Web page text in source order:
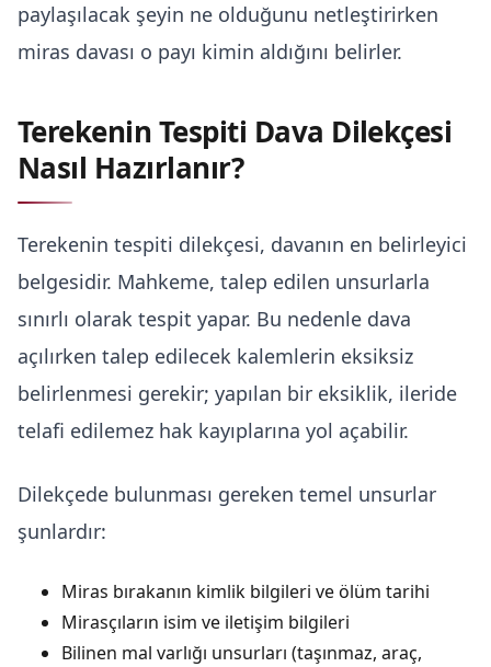
paylaşılacak şeyin ne olduğunu netleştirirken
miras davası o payı kimin aldığını belirler.
Terekenin Tespiti Dava Dilekçesi
Nasıl Hazırlanır?
Terekenin tespiti dilekçesi, davanın en belirleyici
belgesidir. Mahkeme, talep edilen unsurlarla
sınırlı olarak tespit yapar. Bu nedenle dava
açılırken talep edilecek kalemlerin eksiksiz
belirlenmesi gerekir; yapılan bir eksiklik, ileride
telafi edilemez hak kayıplarına yol açabilir.
Dilekçede bulunması gereken temel unsurlar
şunlardır:
Miras bırakanın kimlik bilgileri ve ölüm tarihi
Mirasçıların isim ve iletişim bilgileri
Bilinen mal varlığı unsurları (taşınmaz, araç,